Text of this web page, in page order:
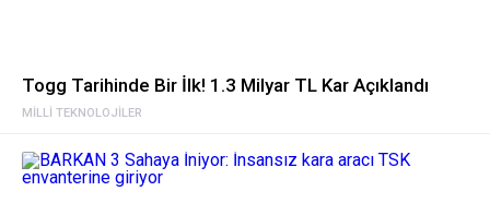
MILLI TEKNOLOJILER
Togg Tarihinde Bir İlk! 1.3 Milyar TL Kar Açıklandı